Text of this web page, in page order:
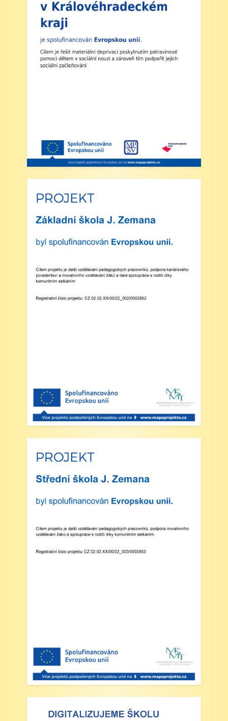
družiny nebude zajištěn a obědy se v tento den
neposkytují.
2. Výuka: Od úterý 2. září 2025 bude probíhat
výuka denně od 8:00 do 11:25 hodin.
schválenou přihláškou do ŠD).
5. Projekt „Obědy do škol“: Zákonní zástupci
žáků, kteří budou do projektu zapojeni,
předloží škole platné potvrzení z Úřadu práce o
pobírání dávek hmotné nouze. Tito zákonní
zástupci budou dne 2. září 2025 kontaktováni
V Náchodě dne 20. srpna 2025 Ing. Ivo
Zveřejněno: 29.5.2025
Třídní výlet Liberec IV.třída
Zveřejněno: 20.5.2025
Výlet do ZOO Dvůr Králové n/L
Zveřejněno: 16.5.2025
plavecká výuka, V., VI. a VII.třída
Třídní schůzky dne 8. 4. 2025 od 13 - 16